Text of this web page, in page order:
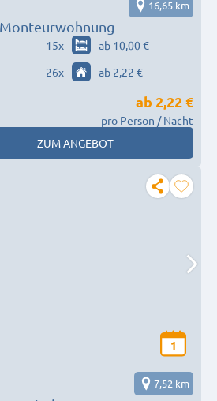
16,65 km
15x
ab 10,00 €
26x ab 2,22 €
ab 2,22 €
pro Person / Nacht
ZUM ANGEBOT
1
7,52 km